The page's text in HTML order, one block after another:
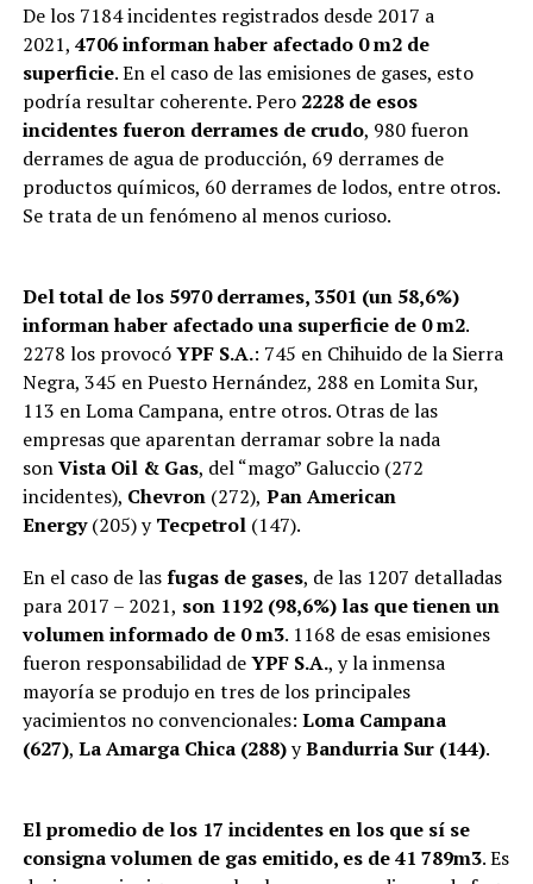
De los 7184 incidentes registrados desde 2017 a
2021, 4706 informan haber afectado 0 m2 de
superficie. En el caso de las emisiones de gases, esto
podría resultar coherente. Pero 2228 de esos
incidentes fueron derrames de crudo, 980 fueron
derrames de agua de producción, 69 derrames de
productos químicos, 60 derrames de lodos, entre otros.
Se trata de un fenómeno al menos curioso.
Del total de los 5970 derrames, 3501 (un 58,6%)
informan haber afectado una superficie de 0 m2.
2278 los provocóYPF S.A.: 745 en Chihuido de la Sierra
Negra, 345 en Puesto Hernández, 288 en Lomita Sur,
113 en Loma Campana, entre otros. Otras de las
empresas que aparentan derramar sobre la nada
sonVista Oil & Gas, del “mago” Galuccio (272
incidentes), Chevron (272), Pan American
Energy(205) yTecpetrol(147).
En el caso de lasfugas de gases, de las 1207 detalladas
para 2017 – 2021, son 1192 (98,6%) las que tienen un
volumen informado de 0 m3. 1168 de esas emisiones
fueron responsabilidad deYPF S.A., y la inmensa
mayoría se produjo en tres de los principales
yacimientos no convencionales: Loma Campana
(627), La Amarga Chica (288)yBandurria Sur (144).
El promedio de los 17 incidentes en los que sí se
consigna volumen de gas emitido, es de 41 789m3. Es